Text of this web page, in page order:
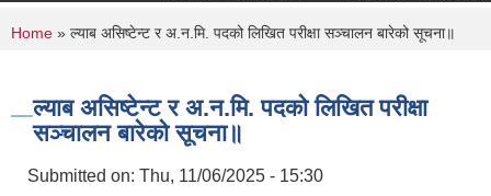
You are here
Home » ल्याब असिष्टेन्ट र अ.न.मि. पदको लिखित परीक्षा सञ्चालन बारेको सूचना॥
ल्याब असिष्टेन्ट र अ.न.मि. पदको लिखित परीक्षा
सञ्चालन बारेको सूचना॥
Submitted on: Thu, 11/06/2025 - 15:30